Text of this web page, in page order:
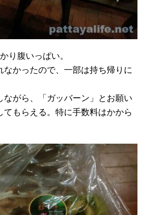
り腹いっぱい。
なかったので、一部は持ち帰りに
ながら、「ガッバーン」とお願い
てもらえる。特に手数料はかから